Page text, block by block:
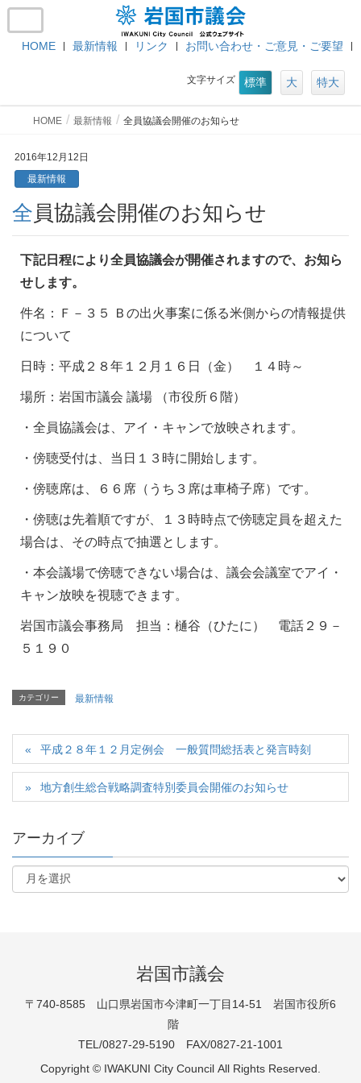
HOME 最新情報 リンク お問い合わせ・ご意見・ご要望
文字サイズ 標準 大 特大
HOME 最新情報 全員協議会開催のお知らせ
2016年12月12日
最新情報
全員協議会開催のお知らせ
下記日程により全員協議会が開催されますので、お知ら
せします。
件名：Ｆ－３５ Ｂの出火事案に係る米側からの情報提供
について
日時：平成２８年１２月１６日（金） １４時～
場所：岩国市議会 議場 （市役所６階）
・全員協議会は、アイ・キャンで放映されます。
・傍聴受付は、当日１３時に開始します。
・傍聴席は、６６席（うち３席は車椅子席）です。
・傍聴は先着順ですが、１３時時点で傍聴定員を超えた
場合は、その時点で抽選とします。
・本会議場で傍聴できない場合は、議会会議室でアイ・
キャン放映を視聴できます。
岩国市議会事務局 担当：樋谷（ひたに） 電話２９－
５１９０
カテゴリー 最新情報
平成２８年１２月定例会 一般質問総括表と発言時刻
地方創生総合戦略調査特別委員会開催のお知らせ
アーカイブ
岩国市議会
〒740-8585 山口県岩国市今津町一丁目14-51 岩国市役所6
階
TEL/0827-29-5190 FAX/0827-21-1001
Copyright © IWAKUNI City Council All Rights Reserved.